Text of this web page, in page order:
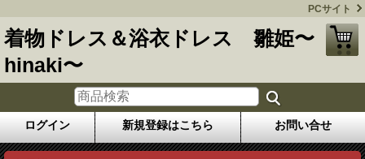
PCサイト
着物ドレス＆浴衣ドレス 雛姫〜
hinaki〜
ログイン 新規登録はこちら お問い合せ